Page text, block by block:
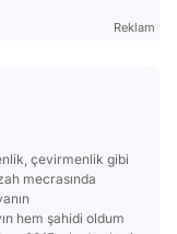
Reklam
çevirmenlik gibi
mecrasında
hem şahidi oldum